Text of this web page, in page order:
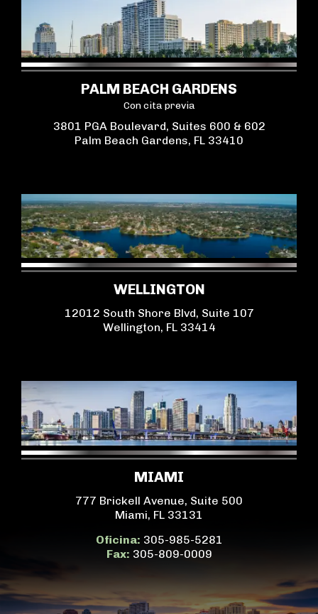
PALM BEACH GARDENS
Con cita previa
3801 PGA Boulevard, Suites 600 & 602
Palm Beach Gardens, FL 33410
WELLINGTON
12012 South Shore Blvd, Suite 107
Wellington, FL 33414
MIAMI
777 Brickell Avenue, Suite 500
Miami, FL 33131
Oficina: 305-985-5281
Fax: 305-809-0009